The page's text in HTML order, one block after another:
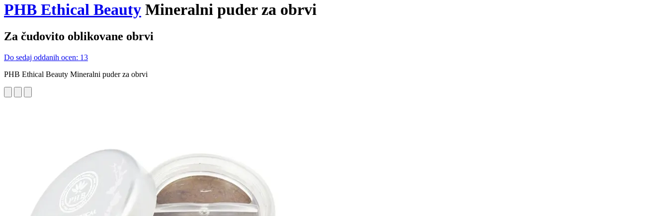
PHB Ethical Beauty Mineralni puder za obrvi
Za čudovito oblikovane obrvi
Do sedaj oddanih ocen: 13
PHB Ethical Beauty Mineralni puder za obrvi